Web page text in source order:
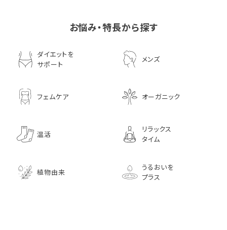
お悩み・特長から探す
ダイエットを
サポート
メンズ
フェムケア オーガニック
温活
リラックス
タイム
植物由来
うるおいを
プラス